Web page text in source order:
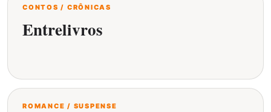
CONTOS / CRÔNICAS
Entrelivros
ROMANCE / SUSPENSE